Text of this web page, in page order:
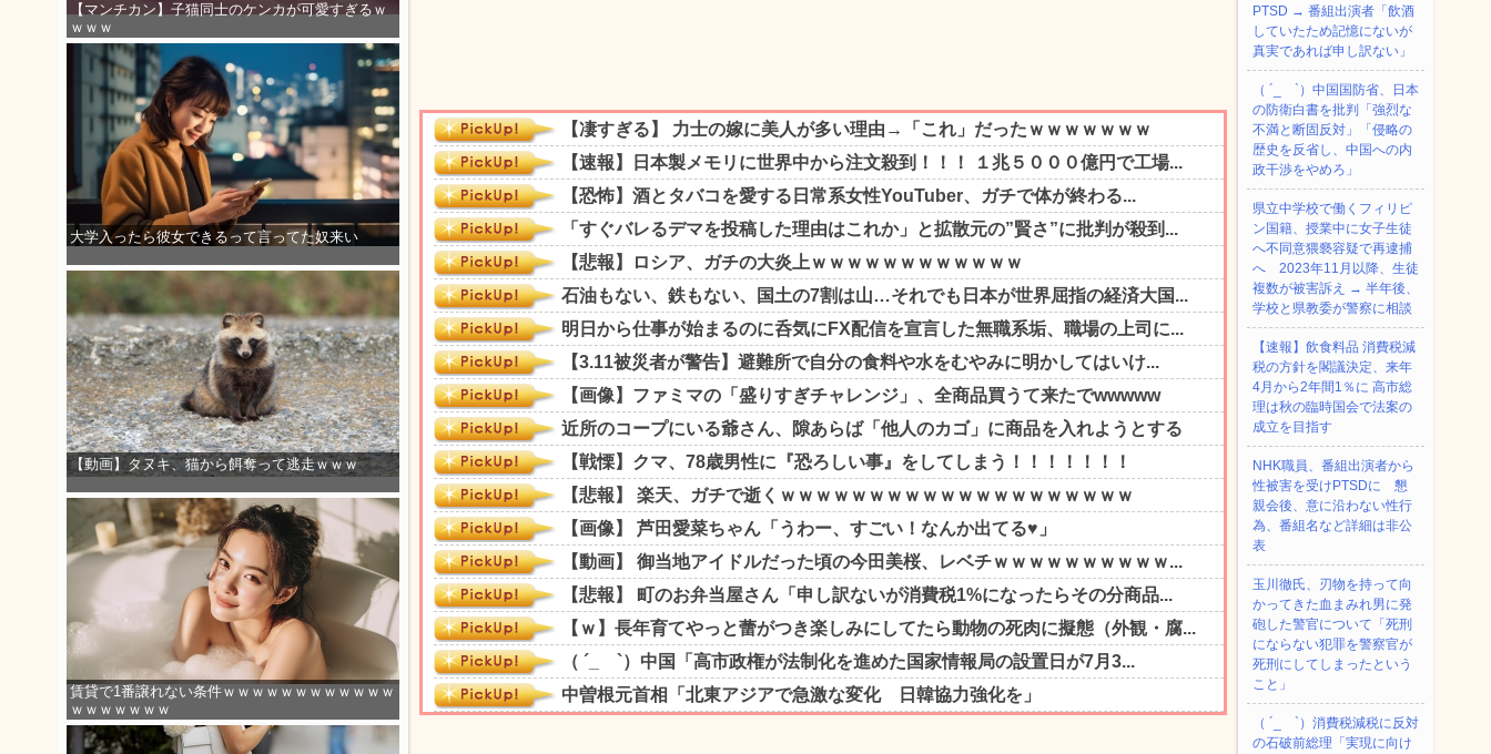
【マンチカン】子猫同士のケンカが可愛すぎるｗ
ｗｗｗ
大学入ったら彼女できるって言ってた奴来い
【動画】タヌキ、猫から餌奪って逃走ｗｗｗ
賃貸で1番譲れない条件ｗｗｗｗｗｗｗｗｗｗｗｗ
ｗｗｗｗｗｗｗ
PTSD → 番組出演者「飲酒
していたため記憶にないが
真実であれば申し訳ない」
（ ´_ゝ`）中国国防省、日本
の防衛白書を批判「強烈な
不満と断固反対」「侵略の
歴史を反省し、中国への内
政干渉をやめろ」
県立中学校で働くフィリピ
ン国籍、授業中に女子生徒
へ不同意猥褻容疑で再逮捕
へ 2023年11月以降、生徒
複数が被害訴え → 半年後、
学校と県教委が警察に相談
【速報】飲食料品 消費税減
税の方針を閣議決定、来年
4月から2年間1％に 高市総
理は秋の臨時国会で法案の
成立を目指す
NHK職員、番組出演者から
性被害を受けPTSDに 懇
親会後、意に沿わない性行
為、番組名など詳細は非公
表
玉川徹氏、刃物を持って向
かってきた血まみれ男に発
砲した警官について「死刑
にならない犯罪を警察官が
死刑にしてしまったという
こと」
（ ´_ゝ`）消費税減税に反対
の石破前総理「実現に向け